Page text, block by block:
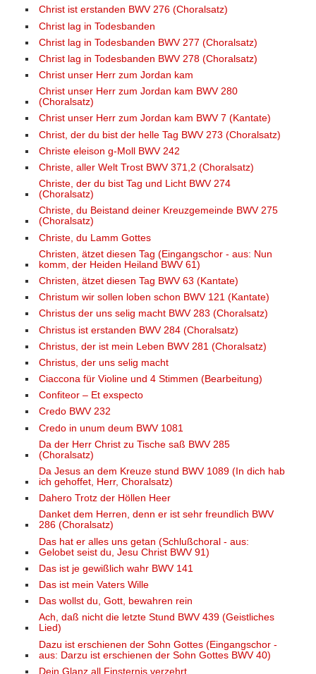
Christ ist erstanden BWV 276 (Choralsatz)
Christ lag in Todesbanden
Christ lag in Todesbanden BWV 277 (Choralsatz)
Christ lag in Todesbanden BWV 278 (Choralsatz)
Christ unser Herr zum Jordan kam
Christ unser Herr zum Jordan kam BWV 280
(Choralsatz)
Christ unser Herr zum Jordan kam BWV 7 (Kantate)
Christ, der du bist der helle Tag BWV 273 (Choralsatz)
Christe eleison g-Moll BWV 242
Christe, aller Welt Trost BWV 371,2 (Choralsatz)
Christe, der du bist Tag und Licht BWV 274
(Choralsatz)
Christe, du Beistand deiner Kreuzgemeinde BWV 275
(Choralsatz)
Christe, du Lamm Gottes
Christen, ätzet diesen Tag (Eingangschor - aus: Nun
komm, der Heiden Heiland BWV 61)
Christen, ätzet diesen Tag BWV 63 (Kantate)
Christum wir sollen loben schon BWV 121 (Kantate)
Christus der uns selig macht BWV 283 (Choralsatz)
Christus ist erstanden BWV 284 (Choralsatz)
Christus, der ist mein Leben BWV 281 (Choralsatz)
Christus, der uns selig macht
Ciaccona für Violine und 4 Stimmen (Bearbeitung)
Confiteor – Et exspecto
Credo BWV 232
Credo in unum deum BWV 1081
Da der Herr Christ zu Tische saß BWV 285
(Choralsatz)
Da Jesus an dem Kreuze stund BWV 1089 (In dich hab
ich gehoffet, Herr, Choralsatz)
Dahero Trotz der Höllen Heer
Danket dem Herren, denn er ist sehr freundlich BWV
286 (Choralsatz)
Das hat er alles uns getan (Schlußchoral - aus:
Gelobet seist du, Jesu Christ BWV 91)
Das ist je gewißlich wahr BWV 141
Das ist mein Vaters Wille
Das wollst du, Gott, bewahren rein
Ach, daß nicht die letzte Stund BWV 439 (Geistliches
Lied)
Dazu ist erschienen der Sohn Gottes (Eingangschor -
aus: Darzu ist erschienen der Sohn Gottes BWV 40)
Dein Glanz all Finsternis verzehrt